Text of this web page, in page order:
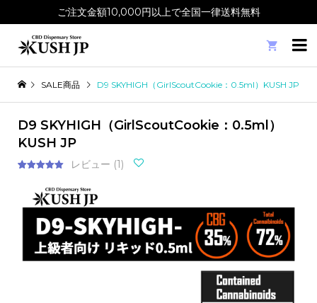
ご注文金額10,000円以上で全国一律送料無料

SALE商品 D9 SKYHIGH（GirlScoutCookie：0.5ml）KUSH JP
D9 SKYHIGH（GirlScoutCookie：0.5ml）
KUSH JP
く5段階評
価のうち、
レビュー (1)